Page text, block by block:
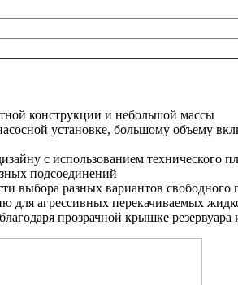
конструкции и небольшой массы
установке, большому объему
с использованием технического
подсоединений
выбора разных вариантов
для агрессивных перекачиваемых
прозрачной крышке